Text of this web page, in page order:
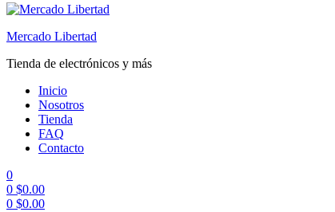
Mercado Libertad
Tienda de electrónicos y más
Inicio
Nosotros
Tienda
FAQ
Contacto
0
0 $0.00
0 $0.00